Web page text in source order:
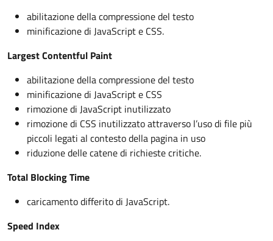
abilitazione della compressione del testo
minificazione di JavaScript e CSS.
Largest Contentful Paint
abilitazione della compressione del testo
minificazione di JavaScript e CSS
rimozione di JavaScript inutilizzato
rimozione di CSS inutilizzato attraverso l’uso di file più
piccoli legati al contesto della pagina in uso
riduzione delle catene di richieste critiche.
Total Blocking Time
caricamento differito di JavaScript.
Speed Index